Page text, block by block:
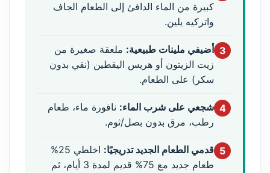
كبيرة من الماء الدافئ إلى الطعام الجاف
واتركيه يلين.
3 أضيفي ملينات طبيعية: ملعقة صغيرة من
زيت الزيتون أو هريس اليقطين (نقي بدون
سكر) على الطعام.
4 شجعي على شرب الماء: نافورة ماء، طعام
رطب، مرق بدون بصل/ثوم.
5 قدمي الطعام الجديد تدريجيًا:
اخلطي 25%
طعام جديد مع 75% قديم لمدة 3 أيام، ثم